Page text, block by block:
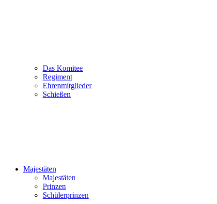
Das Komitee
Regiment
Ehrenmitglieder
Schießen
Majestäten
Majestäten
Prinzen
Schülerprinzen